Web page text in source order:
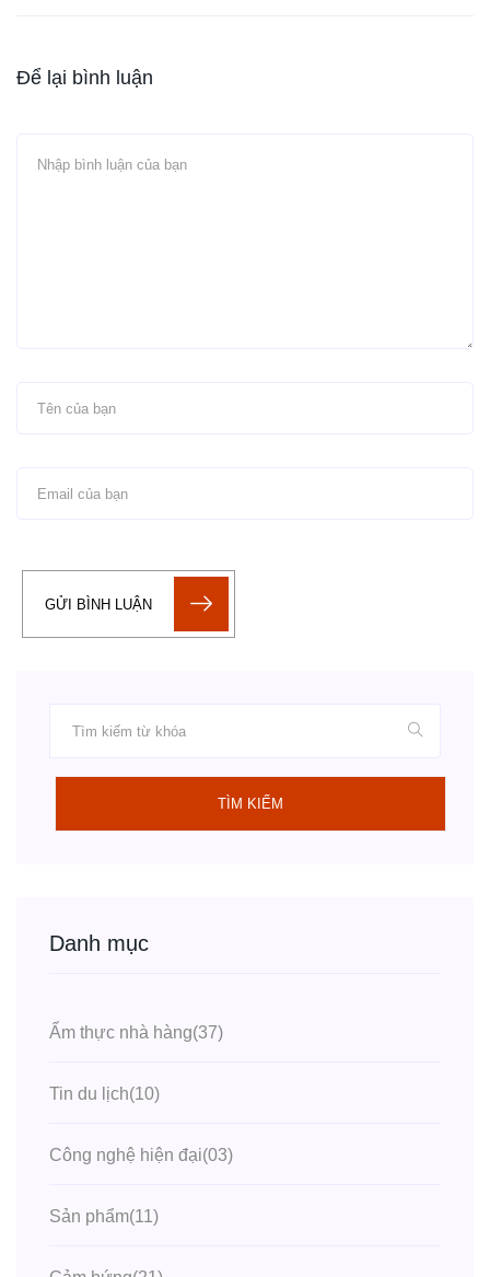
Để lại bình luận
GỬI BÌNH LUẬN
TÌM KIẾM
Danh mục
Ẩm thực nhà hàng(37)
Tin du lịch(10)
Công nghệ hiện đại(03)
Sản phẩm(11)